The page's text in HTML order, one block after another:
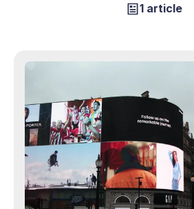
1 article